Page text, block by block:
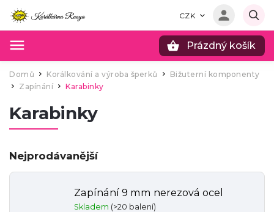
CZK
Prázdný košík
Domů / Korálkování a výroba šperků
Bižuterní komponenty
/
Zapínání / Karabinky
Karabinky
Nejprodávanější
Zapínání 9 mm nerezová ocel
Skladem (>20 balení)